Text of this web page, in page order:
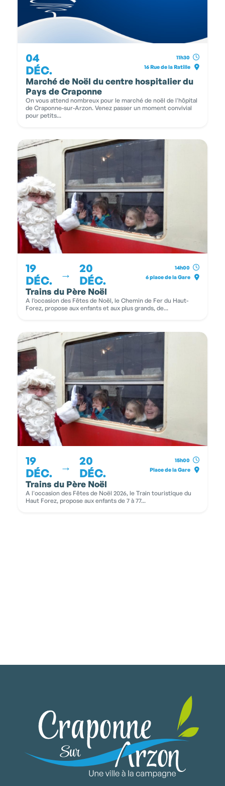
04
DÉC.
11h30
16 Rue de la Ratille
Marché de Noël du centre hospitalier du
Pays de Craponne
On vous attend nombreux pour le marché de noël de l'hôpital
de Craponne-sur-Arzon. Venez passer un moment convivial
pour petits...
19
DÉC.
→
20
DÉC.
14h00
6 place de la Gare
Trains du Père Noël
A l’occasion des Fêtes de Noël, le Chemin de Fer du Haut-
Forez, propose aux enfants et aux plus grands, de...
19
DÉC.
→
20
DÉC.
15h00
Place de la Gare
Trains du Père Noël
A l'occasion des Fêtes de Noël 2026, le Train touristique du
Haut Forez, propose aux enfants de 7 à 77...